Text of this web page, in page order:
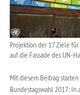
Projektion der 17 Ziele
auf die Fassade des UN-
Mit diesem Beitrag
Bundestagswahl 2017: